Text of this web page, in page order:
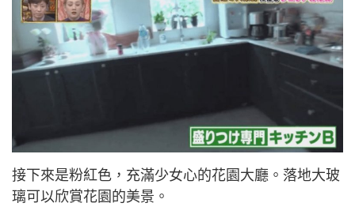
接下來是粉紅色，充滿少女心的花園大廳。落地大玻
璃可以欣賞花園的美景。